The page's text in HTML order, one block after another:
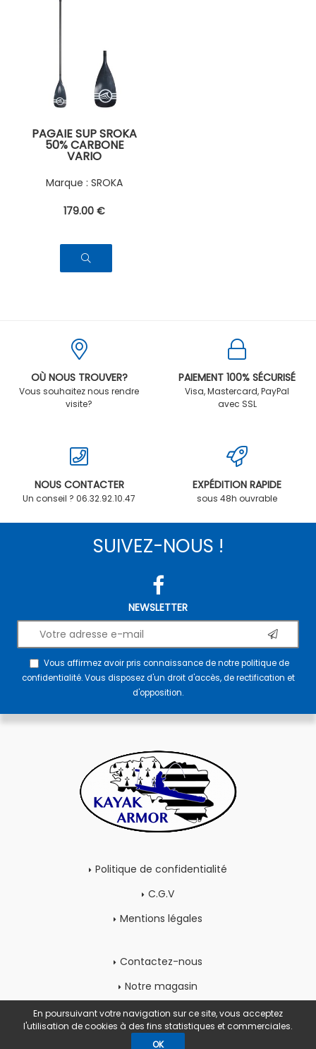
PAGAIE SUP SROKA
50% CARBONE
VARIO
SROKA
179.00 €
OÙ NOUS TROUVER?
Vous souhaitez nous rendre
visite?
PAIEMENT 100% SÉCURISÉ
Visa, Mastercard, PayPal
avec SSL
NOUS CONTACTER
Un conseil ? 06.32.92.10.47
EXPÉDITION RAPIDE
sous 48h ouvrable
SUIVEZ-NOUS !
NEWSLETTER
Vous affirmez avoir pris connaissance de notrepolitique de
confidentialité. Vous disposez d'un droit d'accès, de rectification et
d'opposition.
Politique de confidentialité
C.G.V
Mentions légales
Contactez-nous
Notre magasin
Mon compte
En poursuivant votre navigation sur ce site, vous acceptez
l'utilisation de cookies à des fins statistiques et commerciales.
OK